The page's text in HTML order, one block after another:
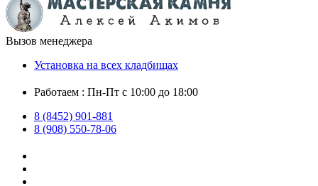
Вызов менеджера
Установка на всех кладбищах
Работаем : Пн-Пт с 10:00 до 18:00
8 (8452) 901-881
8 (908) 550-78-06